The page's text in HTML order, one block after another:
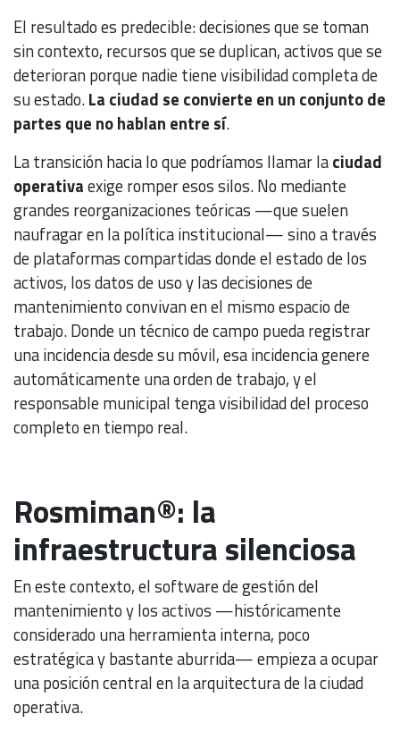
El resultado es predecible: decisiones que se toman
sin contexto, recursos que se duplican, activos que se
deterioran porque nadie tiene visibilidad completa de
su estado.La ciudad se convierte en un conjunto de
partes que no hablan entre sí.
La transición hacia lo que podríamos llamar laciudad
operativaexige romper esos silos. No mediante
grandes reorganizaciones teóricas —que suelen
naufragar en la política institucional— sino a través
de plataformas compartidas donde el estado de los
activos, los datos de uso y las decisiones de
mantenimiento convivan en el mismo espacio de
trabajo. Donde un técnico de campo pueda registrar
una incidencia desde su móvil, esa incidencia genere
automáticamente una orden de trabajo, y el
responsable municipal tenga visibilidad del proceso
completo en tiempo real.
Rosmiman®: la
infraestructura silenciosa
En este contexto, el software de gestión del
mantenimiento y los activos —históricamente
considerado una herramienta interna, poco
estratégica y bastante aburrida— empieza a ocupar
una posición central en la arquitectura de la ciudad
operativa.